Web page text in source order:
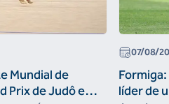
Mundial de
Prix de Judô e
07/08/
líder de